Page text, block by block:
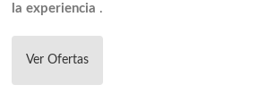
la experiencia .
Ver Ofertas